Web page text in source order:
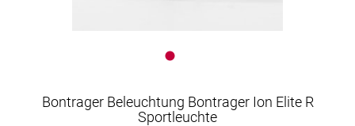
Bontrager Beleuchtung Bontrager Ion Elite R
Sportleuchte